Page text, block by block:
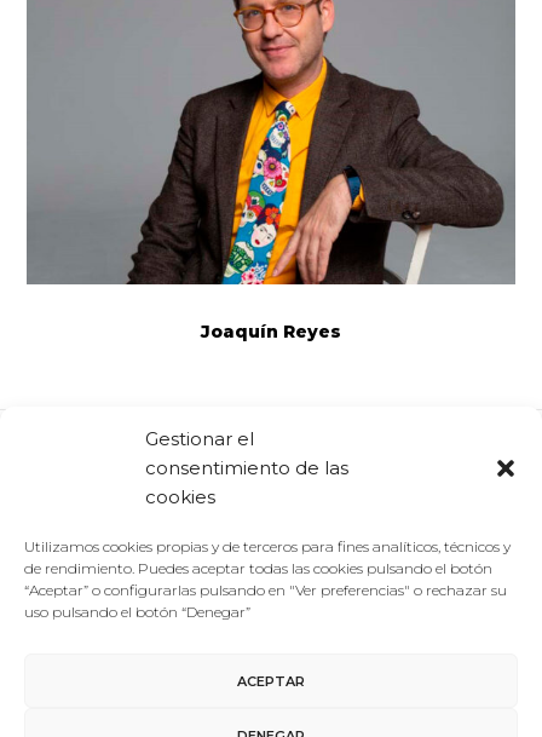
Gestionar el
consentimiento de las
cookies
Utilizamos cookies propias y de terceros para fines analíticos, técnicos y
de rendimiento. Puedes aceptar todas las cookies pulsando el botón
“Aceptar” o configurarlas pulsando en "Ver preferencias" o rechazar su
uso pulsando el botón “Denegar”
ACEPTAR
Joaquín Reyes
Comparte: Facebook Twitter